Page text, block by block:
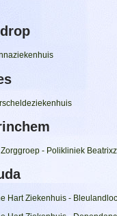
Zorggroep - Polikliniek
Hart Ziekenhuis -